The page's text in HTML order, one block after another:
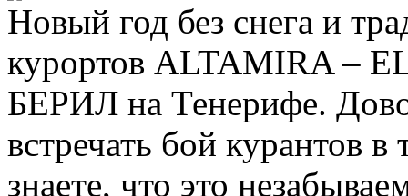
Новый год без снега и
курортов ALTAMIRA –
БЕРИЛ на Тенерифе.
встречать бой курантов
знаете, что это